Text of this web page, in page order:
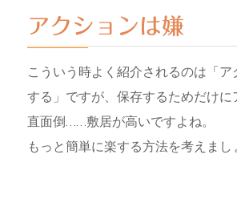
アクションは嫌
こういう時よく紹介されるのは「
する」ですが、保存するためだけに
直面倒……敷居が高いですよね。
もっと簡単に楽する方法を考えまし